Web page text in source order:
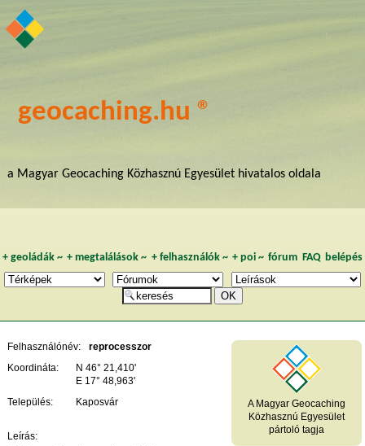
geocaching.hu ®
a Magyar Geocaching Közhasznú Egyesület hivatalos oldala
+ geoládák~ +megtalálások ~ + felhasználók~ + poi~ fórum FAQ belépés
A Magyar Geocaching
Közhasznú Egyesület
pártoló tagja
Felhasználónév:
reprocesszor
Koordináta:
N 46° 21,410'
E 17° 48,963'
Település:
Kaposvár
Leírás: